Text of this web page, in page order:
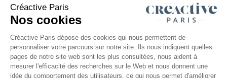
6 rue de la Chanterie
49124 Saint Barthélémy d'Anjou
TÉLÉCHARGEZ NOTRE CATALOGUE